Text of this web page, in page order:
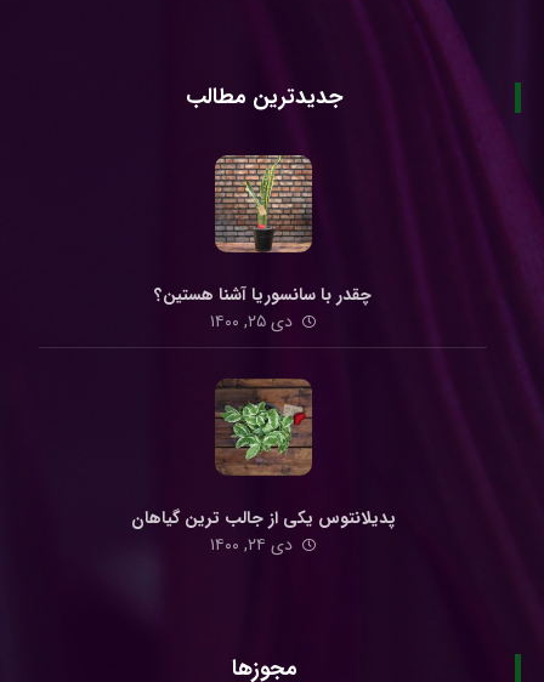
جدیدترین مطالب
چقدر با سانسوریا آشنا هستین؟
دی ۲۵, ۱۴۰۰
پدیلانتوس یکی از جالب ترین گیاهان
دی ۲۴, ۱۴۰۰
مجوزها